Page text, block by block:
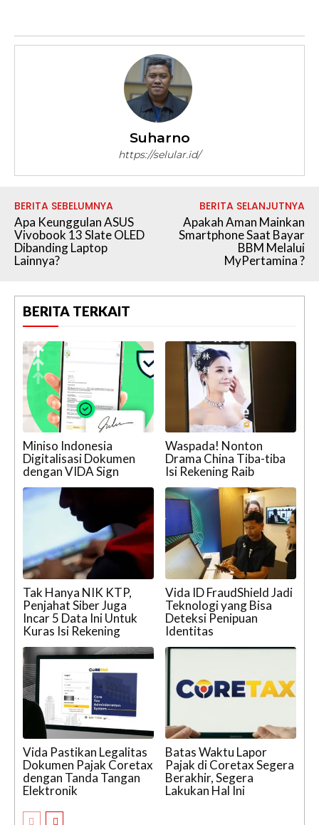
Suharno
https://selular.id/
BERITA SEBELUMNYA
Apa Keunggulan ASUS
Vivobook 13 Slate OLED
Dibanding Laptop
Lainnya?
BERITA SELANJUTNYA
Apakah Aman Mainkan
Smartphone Saat Bayar
BBM Melalui
MyPertamina ?
BERITA TERKAIT
Miniso Indonesia
Digitalisasi Dokumen
dengan VIDA Sign
Waspada! Nonton
Drama China Tiba-tiba
Isi Rekening Raib
Tak Hanya NIK KTP,
Penjahat Siber Juga
Incar 5 Data Ini Untuk
Kuras Isi Rekening
Vida ID FraudShield Jadi
Teknologi yang Bisa
Deteksi Penipuan
Identitas
Vida Pastikan Legalitas
Dokumen Pajak Coretax
dengan Tanda Tangan
Elektronik
Batas Waktu Lapor
Pajak di Coretax Segera
Berakhir, Segera
Lakukan Hal Ini